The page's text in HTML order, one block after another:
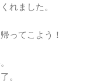
れました。
ってこよう！
。